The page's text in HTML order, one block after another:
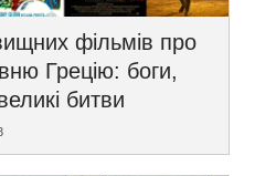
фільмів про
Грецію: боги,
битви